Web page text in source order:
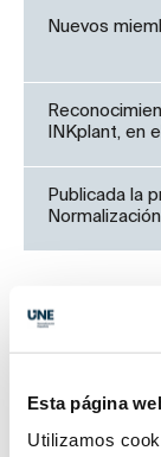
Esta página
Utilizamos
Nuevos
INKplant, en
Publicada la
Reuniones
Comité UNE